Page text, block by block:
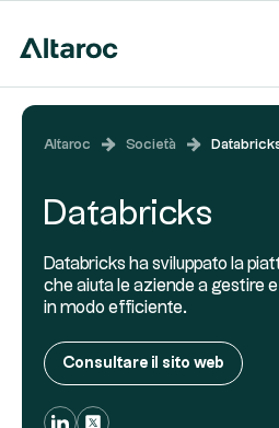
Altaroc Società
Databricks
Databricks ha sviluppato la
che aiuta le aziende a gestire
in modo efficiente.
Consultare il sito web